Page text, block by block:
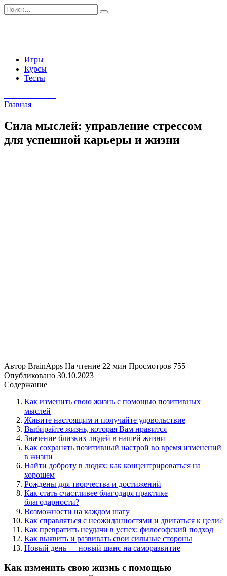
Перейти
к
Search
for:
Игры
Курсы
Тесты
Главная
Сила мыслей: управление стрессом
для успешной карьеры и жизни
Автор BrainApps На чтение 22 мин Просмотров 755
Опубликовано 30.10.2023
Содержание
Как изменить свою жизнь с помощью позитивных
мыслей
Живите настоящим и получайте удовольствие
Выбирайте жизнь, которая Вам нравится
Значение близких людей в нашей жизни
Как сохранять позитивный настрой во время изменений
в жизни
Найти доброту в людях: как концентрироваться на
хорошем
Рождены для творчества и достижений
Как стать счастливее благодаря практике
благодарности?
Возможности на каждом шагу
Как справляться с неожиданностями и двигаться к цели?
Как превратить неудачи в успех: философский подход
Как выявить и развивать свои сильные стороны
Новый день — новый шанс на саморазвитие
Как изменить свою жизнь с помощью